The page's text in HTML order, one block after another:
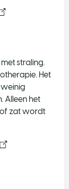
straling.
Het
weinig
Alleen het
zat wordt